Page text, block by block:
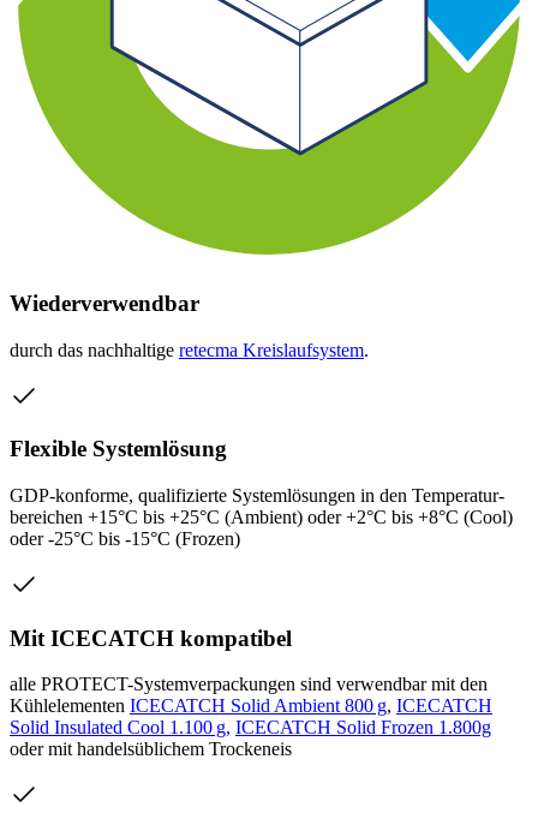
Wiederverwendbar
durch das nachhaltige retecma Kreislaufsystem.
Flexible Systemlösung
GDP-konforme, qualifizierte Systemlösungen in den Temperatur­
bereichen +15°C bis +25°C (Ambient) oder +2°C bis +8°C (Cool)
oder -25°C bis -15°C (Frozen)
Mit ICECATCH kompatibel
alle PROTECT-Systemverpackungen sind verwendbar mit den
Kühlelementen ICECATCH Solid Ambient 800 g, ICECATCH
Solid Insulated Cool 1.100 g, ICECATCH Solid Frozen 1.800g
oder mit handelsüblichem Trockeneis